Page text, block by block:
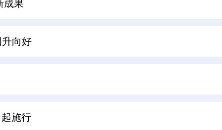
成果
升向好
施行